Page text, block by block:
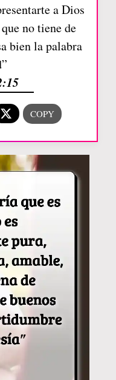
a Dios
no tiene de
bien la palabra